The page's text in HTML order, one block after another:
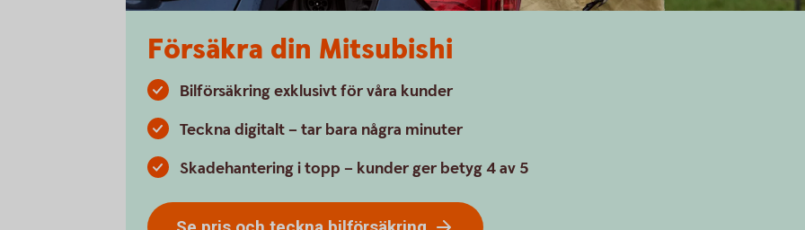
Försäkra din Mitsubishi
Bilförsäkring exklusivt för våra kunder
Teckna digitalt – tar bara några minuter
Skadehantering i topp – kunder ger betyg 4 av 5